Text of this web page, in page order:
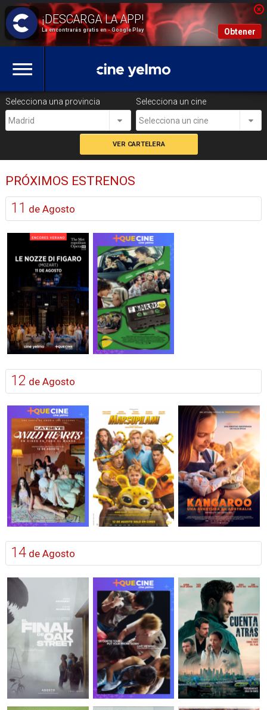
La encontrarás gratis en - Google Play Obtener
Selecciona una provincia
Madrid
Selecciona un cine
Selecciona un cine
PRÓXIMOS ESTRENOS
11 de Agosto
12 de Agosto
14de Agosto